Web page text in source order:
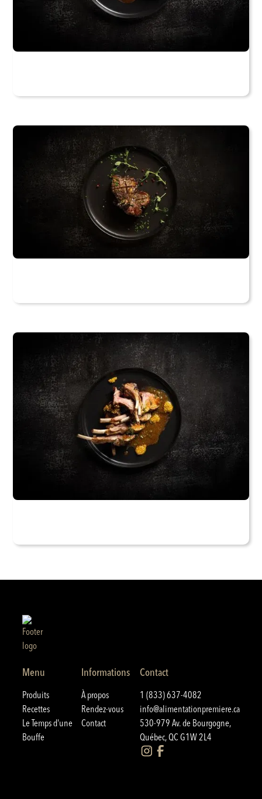
Menu
Produits
Recettes
Le Temps d'une
Bouffe
Informations
À propos
Rendez-vous
Contact
Contact
1 (833) 637-4082
info@alimentationpremiere.ca
530-979 Av. de Bourgogne,
Québec, QC G1W 2L4